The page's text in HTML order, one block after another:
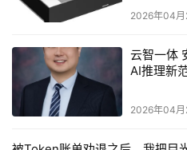
（4）熟悉软件行业的工作
培养--有系统架构师潜能的开
4、培训内容
2026年04月
云智一体
AI推理新
2026年04